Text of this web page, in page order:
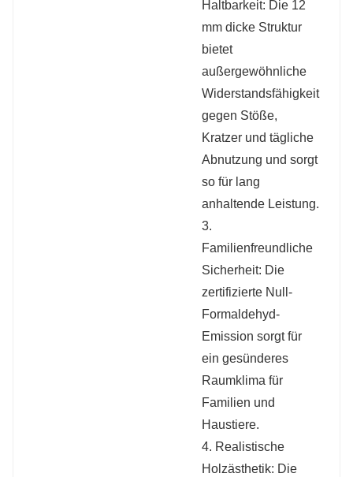
Haltbarkeit: Die 12
mm dicke Struktur
bietet
außergewöhnliche
Widerstandsfähigkeit
gegen Stöße,
Kratzer und tägliche
Abnutzung und sorgt
so für lang
anhaltende Leistung.
3.
Familienfreundliche
Sicherheit: Die
zertifizierte Null-
Formaldehyd-
Emission sorgt für
ein gesünderes
Raumklima für
Familien und
Haustiere.
4. Realistische
Holzästhetik: Die